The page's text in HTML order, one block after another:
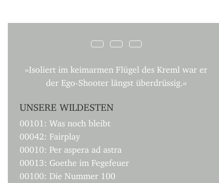
»Isoliert im keimarmen Flügel des Kreml war er
der Ego-Shooter längst überdrüssig.«
UNSERE WILDESTEN
00101: Was noch bleibt
00042: Fairplay
00010: Per aspera ad astra
00013: Goethe im Fegefeuer
00100: Die Nummer 100